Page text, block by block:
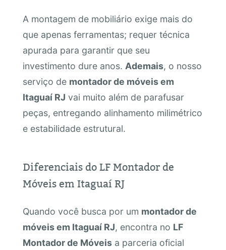
A montagem de mobiliário exige mais do
que apenas ferramentas; requer técnica
apurada para garantir que seu
investimento dure anos. Ademais, o nosso
serviço de montador de móveis em
Itaguaí RJ vai muito além de parafusar
peças, entregando alinhamento milimétrico
e estabilidade estrutural.
Diferenciais do LF Montador de
Móveis em Itaguaí RJ
Quando você busca por um montador de
móveis em Itaguaí RJ, encontra no LF
Montador de Móveisa parceria oficial